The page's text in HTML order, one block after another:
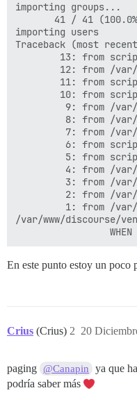
importing groups...
41 / 41
importing users
Traceback (most
13: from
12: from /
11: from
10: from
9: from /
8: from /
7: from /
6: from
5: from
4: from /
3: from /
2: from /
1: from /
/var/www/discourse/
En este punto estoy un poco
Crius (Crius) 20
2
paging @Canapin
ya que
podría saber más